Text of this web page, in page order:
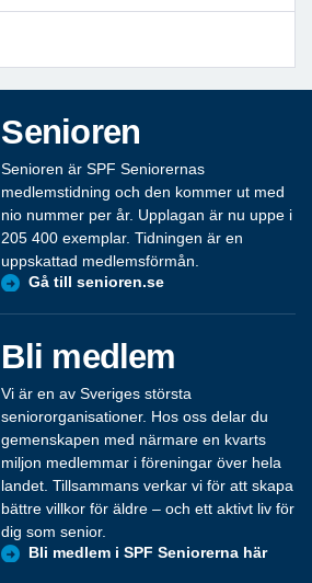
Senioren
Senioren är SPF Seniorernas
medlemstidning och den kommer ut med
nio nummer per år. Upplagan är nu uppe i
205 400 exemplar. Tidningen är en
uppskattad medlemsförmån.
Gå till senioren.se
Bli medlem
Vi är en av Sveriges största
seniororganisationer. Hos oss delar du
gemenskapen med närmare en kvarts
miljon medlemmar i föreningar över hela
landet. Tillsammans verkar vi för att skapa
bättre villkor för äldre – och ett aktivt liv för
dig som senior.
Bli medlem i SPF Seniorerna här